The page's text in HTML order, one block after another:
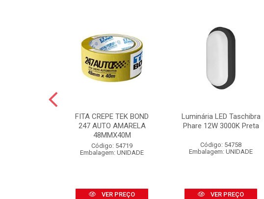
FITA CREPE TEK BOND
247 AUTO AMARELA
48MMX40M
Código: 54719
Embalagem: UNIDADE
VER PREÇO
Luminária LED Taschibra
Phare 12W 3000K Preta
Código: 54758
Embalagem: UNIDADE
VER PREÇO